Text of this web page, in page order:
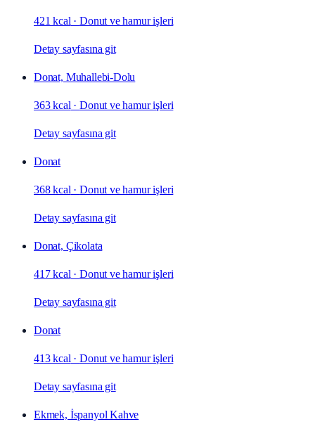
421 kcal ·Donut ve hamur işleri
Detay sayfasına git
Donat, Muhallebi-Dolu
363 kcal ·Donut ve hamur işleri
Detay sayfasına git
Donat
368 kcal ·Donut ve hamur işleri
Detay sayfasına git
Donat, Çikolata
417 kcal ·Donut ve hamur işleri
Detay sayfasına git
Donat
413 kcal ·Donut ve hamur işleri
Detay sayfasına git
Ekmek, İspanyol Kahve